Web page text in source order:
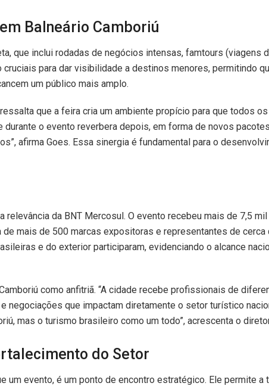
Balneário Camboriú
que inclui rodadas de negócios intensas, famtours (viagens
para dar visibilidade a destinos menores, permitindo
um público mais amplo.
que a feira cria um ambiente propício para que todos os
o evento reverbera depois, em forma de novos
afirma Goes. Essa sinergia é fundamental para o
relevância da BNT Mercosul. O evento recebeu mais de 7,5 mil
mais de 500 marcas expositoras e representantes de cerca
e do exterior participaram, evidenciando o alcance
como anfitriã. “A cidade recebe profissionais de
negociações que impactam diretamente o setor turístico
mas o turismo brasileiro como um todo”, acrescenta o
do Setor
um evento, é um ponto de encontro estratégico. Ele permite a